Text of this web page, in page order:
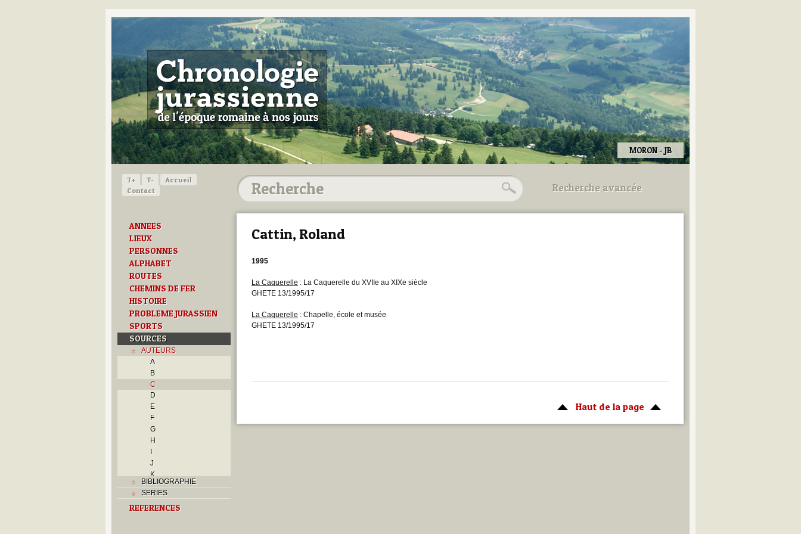
MORON - JB
T+ T-
Accueil
Contact
ANNEES
LIEUX
PERSONNES
ALPHABET
ROUTES
CHEMINS DE FER
HISTOIRE
PROBLEME JURASSIEN
SPORTS
SOURCES
AUTEURS
A
B
C
D
E
F
G
H
I
J
K
L
M
N
BIBLIOGRAPHIE
SERIES
REFERENCES
Recherche avancée
Utilisez les champs ci-dessous
Cattin, Roland
1995
La Caquerelle : La Caquerelle du XVIIe au XIXe siècle
GHETE 13/1995/17
La Caquerelle : Chapelle, école et musée
GHETE 13/1995/17
Haut de la page